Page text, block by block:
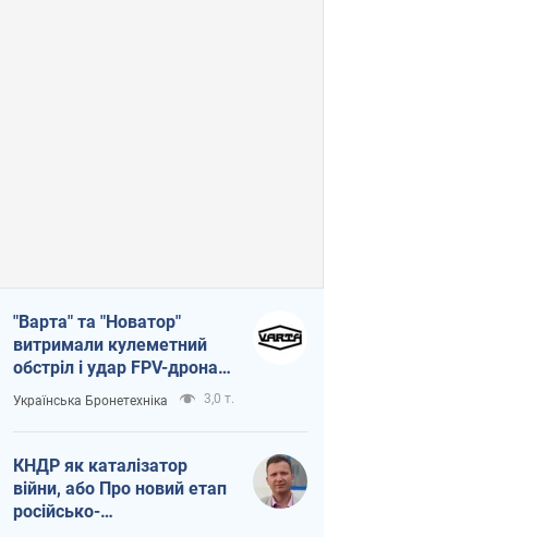
"Варта" та "Новатор"
витримали кулеметний
обстріл і удар FPV-дрона,
врятувавши життя
офіцеру ЗСУ
Українська Бронетехніка 3,0 т.
КНДР як каталізатор
війни, або Про новий етап
російсько-